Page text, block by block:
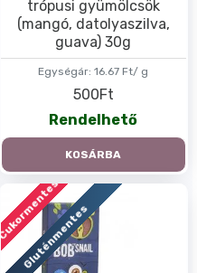
Egységár: 16.67 Ft/ g
trópusi gyümölcsök
(mangó, datolyaszilva,
guava) 30g
500Ft
Rendelhető
KOSÁRBA
Gluténmentes
Cukormentes